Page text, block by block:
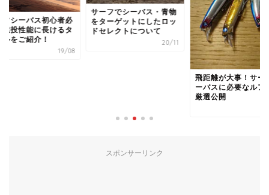
フでシーバス・青物
ーゲットにしたロッ
レクトについて
シーバスポイントを
出せ！サーフでシー
を釣る方法を解説
スポンサーリンク